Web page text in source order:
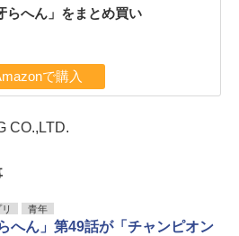
らへん」をまとめ買い
で購入
CO.,LTD.
青年
へん」第49話が「チャンピオン